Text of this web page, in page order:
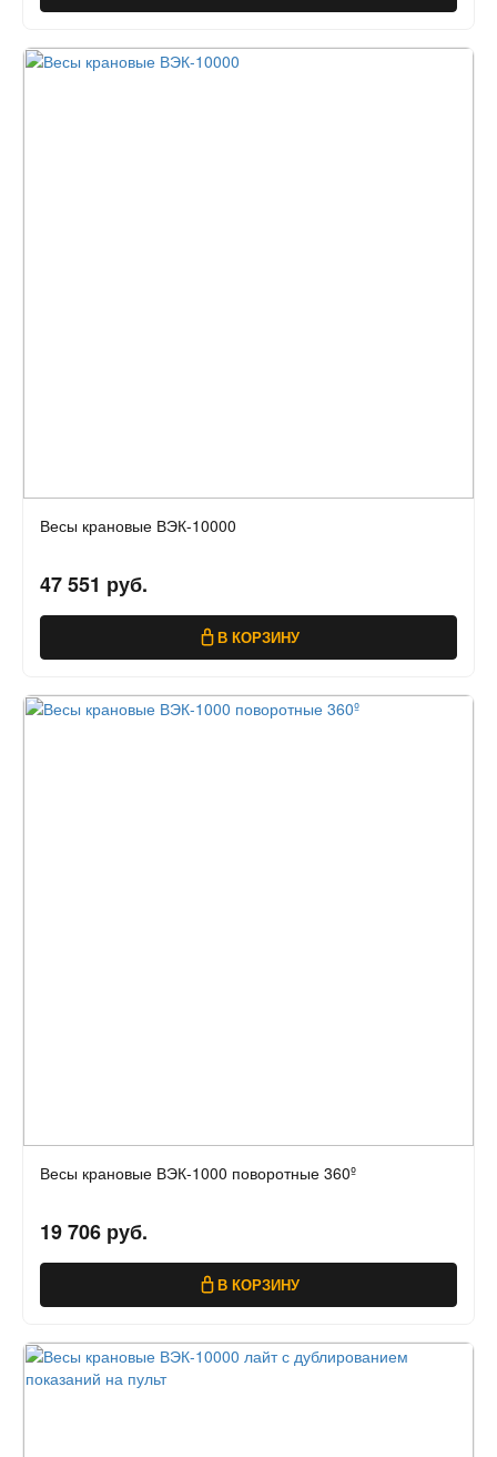
Весы крановые ВЭК-10000
47 551 руб.
В КОРЗИНУ
Весы крановые ВЭК-1000 поворотные 360º
19 706 руб.
В КОРЗИНУ